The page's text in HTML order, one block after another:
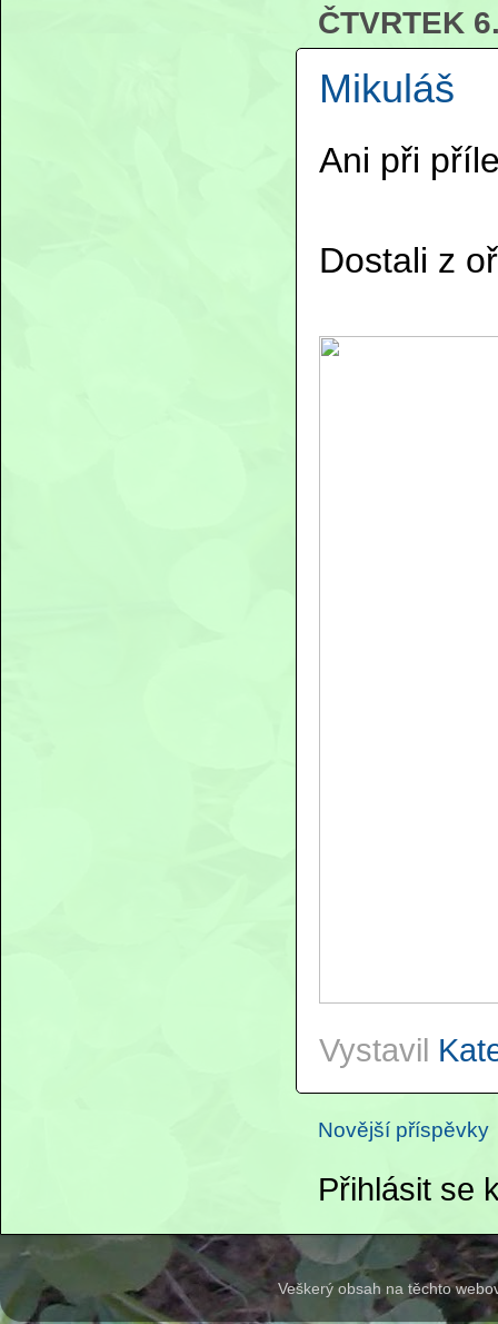
ČTVRTEK
Mikuláš
Ani při
Dostali z
Vystavil
Novější příspěvky
Přihlásit se
Veškerý obsah na těchto